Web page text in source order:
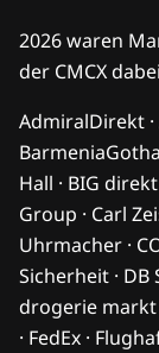
2026 waren
der CMCX
AdmiralDirekt ·
Hall · BIG
Group · Carl
Uhrmacher ·
Sicherheit · DB
drogerie markt
· FedEx ·